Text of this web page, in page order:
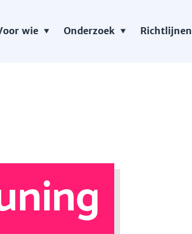
wie Onderzoek Richtlijnen